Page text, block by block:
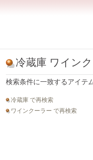
冷蔵庫 ワイン
検索条件に一致するアイテ
冷蔵庫 で再検索
ワインクーラー で再検索